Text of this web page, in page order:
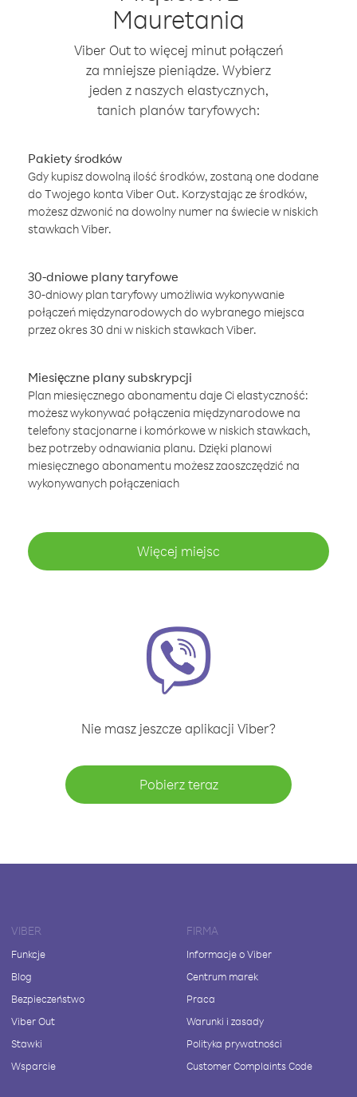
Mauretania
Viber Out to więcej minut połączeń
za mniejsze pieniądze. Wybierz
jeden z naszych elastycznych,
tanich planów taryfowych:
Pakiety środków
Gdy kupisz dowolną ilość środków, zostaną one dodane
do Twojego konta Viber Out. Korzystając ze środków,
możesz dzwonić na dowolny numer na świecie w niskich
stawkach Viber.
30-dniowe plany taryfowe
30-dniowy plan taryfowy umożliwia wykonywanie
połączeń międzynarodowych do wybranego miejsca
przez okres 30 dni w niskich stawkach Viber.
Miesięczne plany subskrypcji
Plan miesięcznego abonamentu daje Ci elastyczność:
możesz wykonywać połączenia międzynarodowe na
telefony stacjonarne i komórkowe w niskich stawkach,
bez potrzeby odnawiania planu. Dzięki planowi
miesięcznego abonamentu możesz zaoszczędzić na
wykonywanych połączeniach
Więcej miejsc
Nie masz jeszcze aplikacji Viber?
Pobierz teraz
VIBER
Funkcje
Blog
Bezpieczeństwo
Viber Out
Stawki
Wsparcie
FIRMA
Informacje o Viber
Centrum marek
Praca
Warunki i zasady
Polityka prywatności
Customer Complaints Code